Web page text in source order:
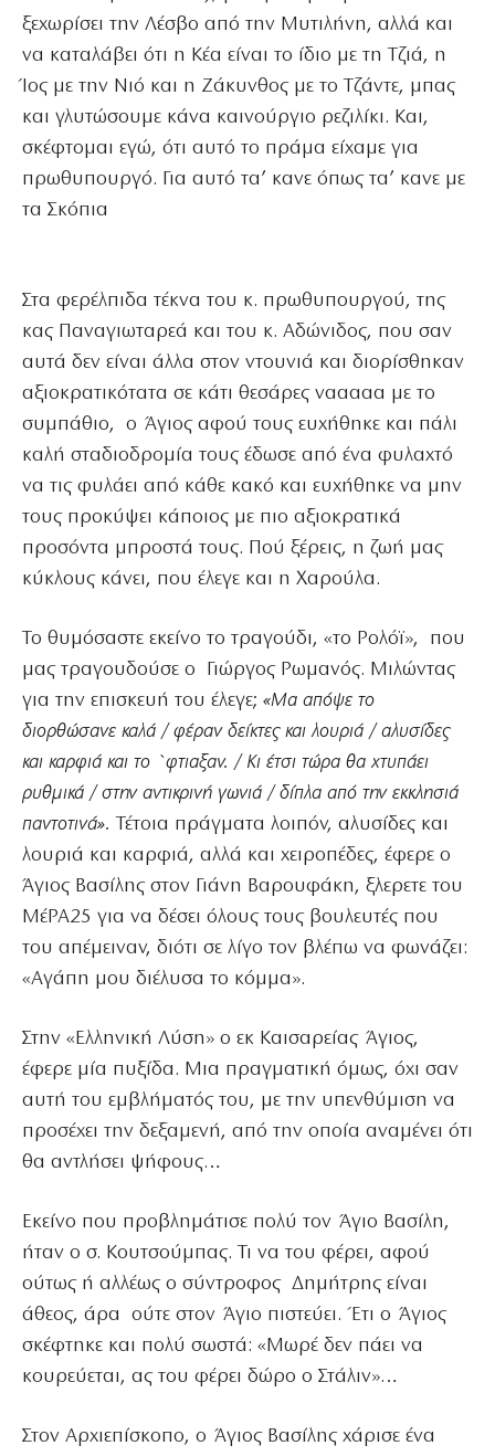
ξεχωρίσει την Λέσβο από την Μυτιλήνη, αλλά και
να καταλάβει ότι η Κέα είναι το ίδιο με τη Τζιά, η
Ίος με την Νιό και η Ζάκυνθος με το Τζάντε, μπας
και γλυτώσουμε κάνα καινούργιο ρεζιλίκι. Και,
σκέφτομαι εγώ, ότι αυτό το πράμα είχαμε για
πρωθυπουργό. Για αυτό τα’ κανε όπως τα’ κανε με
τα Σκόπια
Στα φερέλπιδα τέκνα του κ. πρωθυπουργού, της
κας Παναγιωταρεά και του κ. Αδώνιδος, που σαν
αυτά δεν είναι άλλα στον ντουνιά και διορίσθηκαν
αξιοκρατικότατα σε κάτι θεσάρες νααααα με το
συμπάθιο, ο Άγιος αφού τους ευχήθηκε και πάλι
καλή σταδιοδρομία τους έδωσε από ένα φυλαχτό
να τις φυλάει από κάθε κακό και ευχήθηκε να μην
τους προκύψει κάποιος με πιο αξιοκρατικά
προσόντα μπροστά τους. Πού ξέρεις, η ζωή μας
κύκλους κάνει, που έλεγε και η Χαρούλα.
Το θυμόσαστε εκείνο το τραγούδι, «το Ρολόϊ», που
μας τραγουδούσε ο Γιώργος Ρωμανός. Μιλώντας
για την επισκευή του έλεγε; «Μα απόψε το
διορθώσανε καλά / φέραν δείκτες και λουριά / αλυσίδες
και καρφιά και το `φτιαξαν. / Κι έτσι τώρα θα χτυπάει
ρυθμικά / στην αντικρινή γωνιά / δίπλα από την εκκλησιά
παντοτινά». Τέτοια πράγματα λοιπόν, αλυσίδες και
λουριά και καρφιά, αλλά και χειροπέδες, έφερε ο
Άγιος Βασίλης στον Γιάνη Βαρουφάκη, ξλερετε του
ΜέΡΑ25 για να δέσει όλους τους βουλευτές που
του απέμειναν, διότι σε λίγο τον βλέπω να φωνάζει:
«Αγάπη μου διέλυσα το κόμμα».
Στην «Ελληνική Λύση» ο εκ Καισαρείας Άγιος,
έφερε μία πυξίδα. Μια πραγματική όμως, όχι σαν
αυτή του εμβλήματός του, με την υπενθύμιση να
προσέχει την δεξαμενή, από την οποία αναμένει ότι
θα αντλήσει ψήφους…
Εκείνο που προβλημάτισε πολύ τον Άγιο Βασίλη,
ήταν ο σ. Κουτσούμπας. Τι να του φέρει, αφού
ούτως ή αλλέως ο σύντροφος Δημήτρης είναι
άθεος, άρα ούτε στον Άγιο πιστεύει. Έτι ο Άγιος
σκέφτηκε και πολύ σωστά: «Μωρέ δεν πάει να
κουρεύεται, ας του φέρει δώρο ο Στάλιν»…
Στον Αρχιεπίσκοπο, ο Άγιος Βασίλης χάρισε ένα